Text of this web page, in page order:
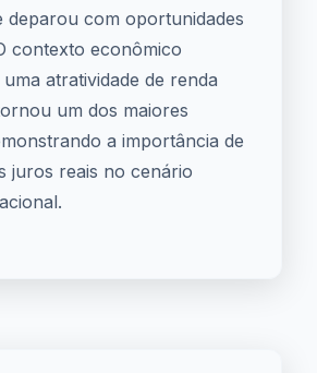
deparou com oportunidades
contexto econômico
atratividade de renda
um dos maiores
a importância de
juros reais no cenário